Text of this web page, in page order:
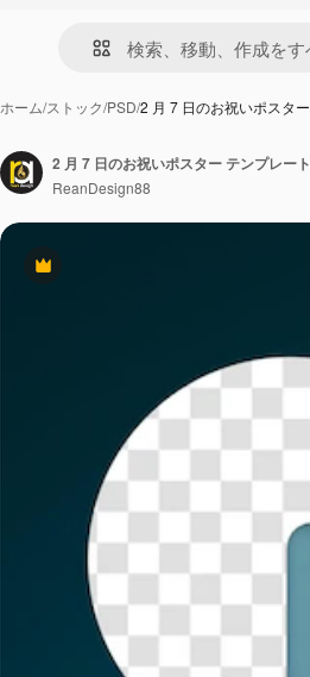
ホーム/ストック/PSD/2 月 7 日のお祝いポスタ
Premium
2 月 7 日のお祝いポスター テンプレー
ReanDesign88